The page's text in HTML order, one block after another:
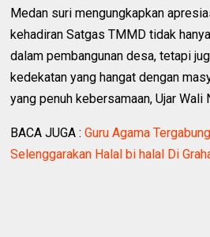
Medan suri mengungkapkan
kehadiran Satgas TMMD tidak
dalam pembangunan desa, tetapi
kedekatan yang hangat dengan
yang penuh kebersamaan, Ujar Wali
BACA JUGA :Guru Agama
Selenggarakan Halal bi halal Di